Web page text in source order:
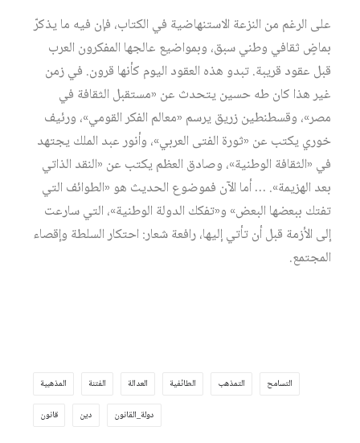
على الرغم من النزعة الاستنهاضية في الكتاب، فإن فيه ما يذكرّ
بماضٍ ثقافي وطني سبق، وبمواضيع عالجها المفكرون العرب
قبل عقود قريبة. تبدو هذه العقود اليوم كأنها قرون. في زمن
غير هذا كان طه حسين يتحدث عن «مستقبل الثقافة في
مصر»، وقسطنطين زريق يرسم «معالم الفكر القومي»، ورئيف
خوري يكتب عن «ثورة الفتى العربي»، وأنور عبد الملك يجتهد
في «الثقافة الوطنية»، وصادق العظم يكتب عن «النقد الذاتي
بعد الهزيمة». … أما الآن فموضوع الحديث هو «الطوائف التي
تفتك ببعضها البعض» و«تفكك الدولة الوطنية»، التي سارعت
إلى الأزمة قبل أن تأتي إليها، رافعة شعار: احتكار السلطة وإقصاء
المجتمع.
التسامح التمذهب الطائفية العدالة الفتنة المذهبية
دولة_القانون دين قانون